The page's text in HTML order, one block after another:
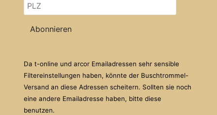
Abonnieren
Da t-online und arcor Emailadressen sehr sensible
Filtereinstellungen haben, könnte der Buschtrommel-
Versand an diese Adressen scheitern. Sollten sie noch
eine andere Emailadresse haben, bitte diese
benutzen.